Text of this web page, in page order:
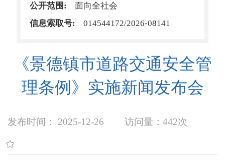
公开范围:
面向全社会
信息索取号:
014544172/2026-08141
《景德镇市道路交通安全管
理条例》实施新闻发布会
发布时间： 2025-12-26 访问量： 442次